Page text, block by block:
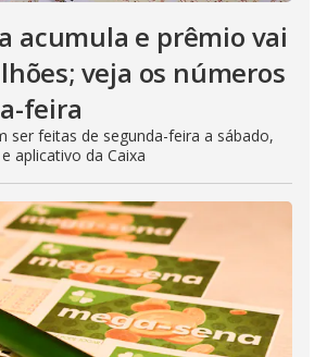
acumula e prêmio vai
veja os números
feira
ser feitas de segunda-feira a sábado,
aplicativo da Caixa